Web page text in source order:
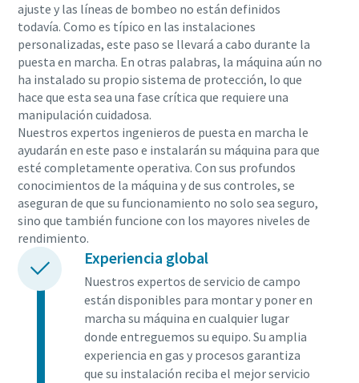
ajuste y las líneas de bombeo no están definidos
todavía. Como es típico en las instalaciones
personalizadas, este paso se llevará a cabo durante la
puesta en marcha. En otras palabras, la máquina aún no
ha instalado su propio sistema de protección, lo que
hace que esta sea una fase crítica que requiere una
manipulación cuidadosa.
Nuestros expertos ingenieros de puesta en marcha le
ayudarán en este paso e instalarán su máquina para que
esté completamente operativa. Con sus profundos
conocimientos de la máquina y de sus controles, se
aseguran de que su funcionamiento no solo sea seguro,
sino que también funcione con los mayores niveles de
rendimiento.
Experiencia global
Nuestros expertos de servicio de campo
están disponibles para montar y poner en
marcha su máquina en cualquier lugar
donde entreguemos su equipo. Su amplia
experiencia en gas y procesos garantiza
que su instalación reciba el mejor servicio